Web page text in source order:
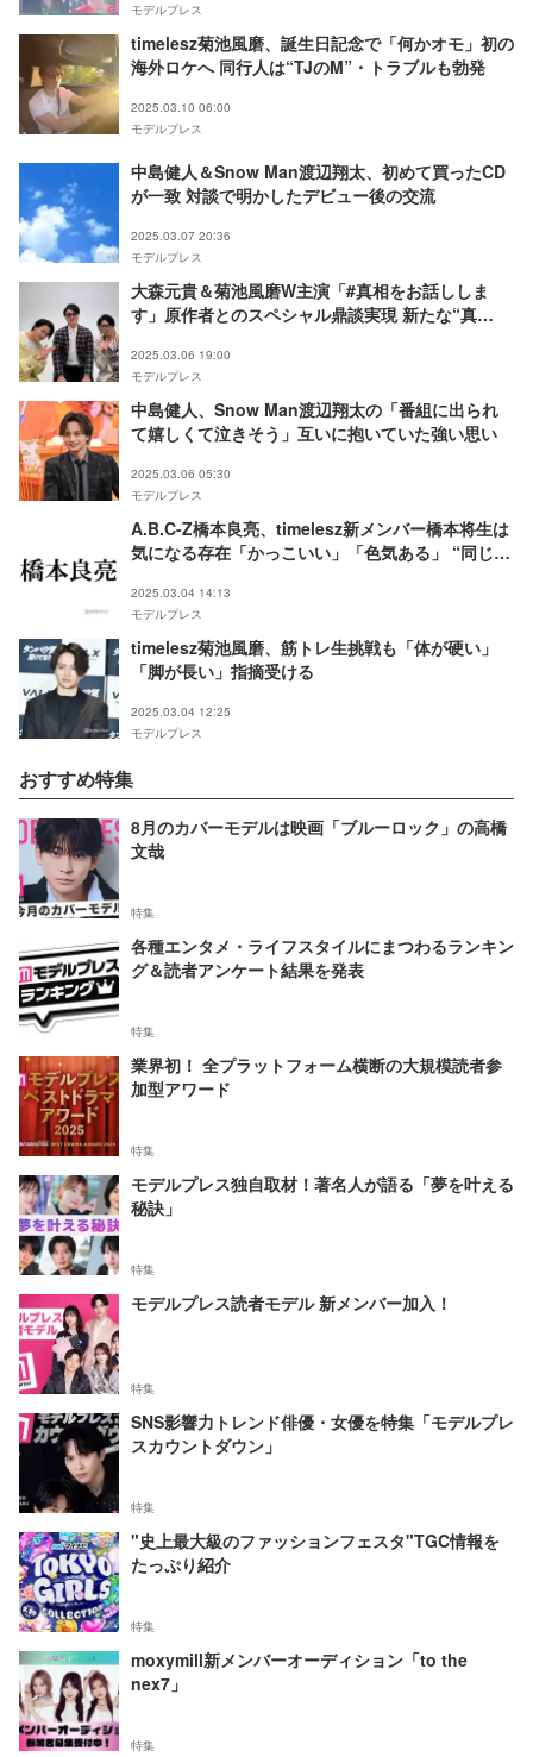
モデルプレス
timelesz菊池風磨、誕生日記念で「何かオモ」初の
海外ロケへ 同行人は“TJのM”・トラブルも勃発
2025.03.10 06:00
モデルプレス
中島健人＆Snow Man渡辺翔太、初めて買ったCD
が一致 対談で明かしたデビュー後の交流
2025.03.07 20:36
モデルプレス
大森元貴＆菊池風磨W主演「#真相をお話ししま
す」原作者とのスペシャル鼎談実現 新たな“真
2025.03.06 19:00
モデルプレス
中島健人、Snow Man渡辺翔太の「番組に出られ
て嬉しくて泣きそう」互いに抱いていた強い思い
2025.03.06 05:30
モデルプレス
A.B.C-Z橋本良亮、timelesz新メンバー橋本将生は
気になる存在「かっこいい」「色気ある」 “同じ名
2025.03.04 14:13
モデルプレス
timelesz菊池風磨、筋トレ生挑戦も「体が硬い」
「脚が長い」指摘受ける
2025.03.04 12:25
モデルプレス
おすすめ特集
8月のカバーモデルは映画「ブルーロック」の高橋
文哉
特集
各種エンタメ・ライフスタイルにまつわるランキン
グ＆読者アンケート結果を発表
特集
業界初！ 全プラットフォーム横断の大規模読者参
加型アワード
特集
モデルプレス独自取材！著名人が語る「夢を叶える
秘訣」
特集
モデルプレス読者モデル 新メンバー加入！
特集
SNS影響力トレンド俳優・女優を特集「モデルプレ
スカウントダウン」
特集
"史上最大級のファッションフェスタ"TGC情報を
たっぷり紹介
特集
moxymill新メンバーオーディション「to the
nex7」
特集